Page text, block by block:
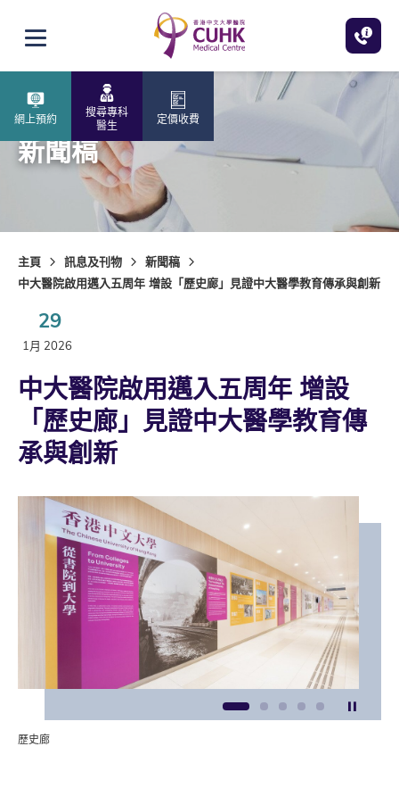
打開選單
網上預約
搜尋專科
醫生
定價收費
新聞稿
主頁 訊息及刊物
新聞稿
中大醫院啟用邁入五周年 增設「歷史廊」見證中大醫學教育傳承與創新
29
1月 2026
中大醫院啟用邁入五周年 增設
「歷史廊」見證中大醫學教育傳
承與創新
歷史廊
1 2 3 4 5